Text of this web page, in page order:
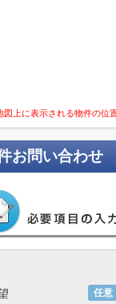
上に表示される物件の位
お問い合わせ
任意